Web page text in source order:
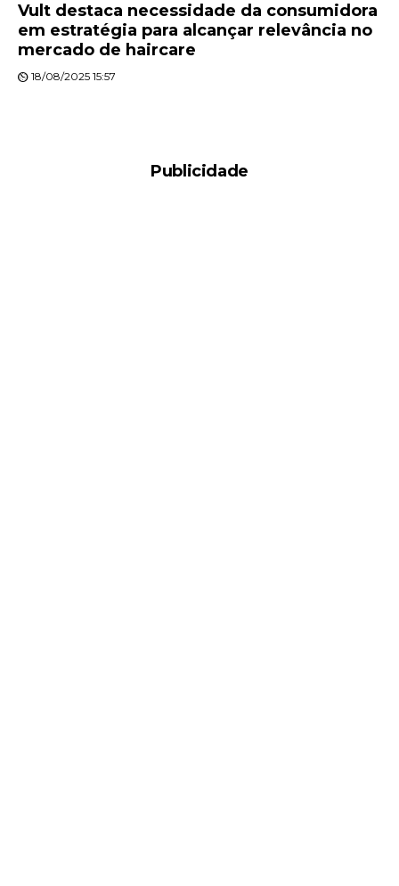
Vult destaca necessidade da consumidora
em estratégia para alcançar relevância no
mercado de haircare
18/08/2025 15:57
Publicidade